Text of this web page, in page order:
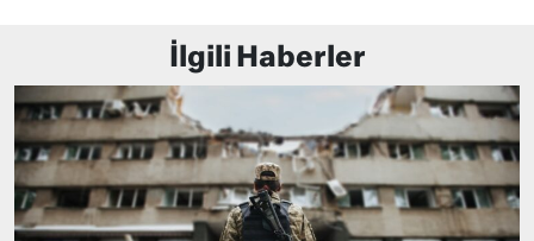
İlgili Haberler